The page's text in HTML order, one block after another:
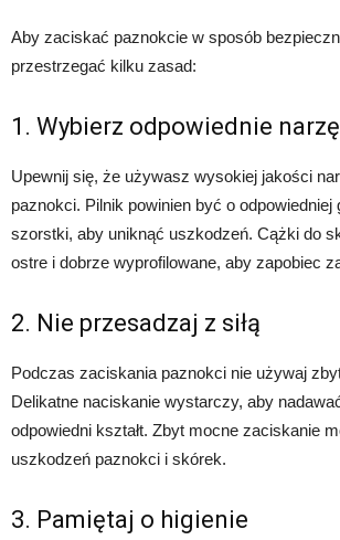
Aby zaciskać paznokcie w sposób
przestrzegać kilku zasad:
1. Wybierz odpowiednie
Upewnij się, że używasz wysokiej jakości
paznokci. Pilnik powinien być o odpowiedniej
szorstki, aby uniknąć uszkodzeń. Cążki do
ostre i dobrze wyprofilowane, aby zapobiec
2. Nie przesadzaj z siłą
Podczas zaciskania paznokci nie używaj
Delikatne naciskanie wystarczy, aby
odpowiedni kształt. Zbyt mocne zaciskanie
uszkodzeń paznokci i skórek.
3. Pamiętaj o higienie